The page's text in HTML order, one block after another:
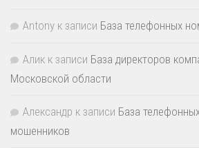
Antony к записи База телефонных
Алик к записи База директоров
Московской области
Александр к записи База
мошенников